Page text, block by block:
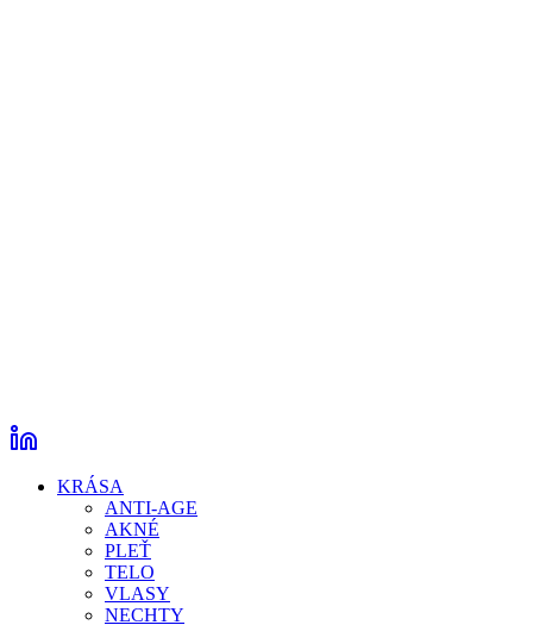
KRÁSA
ANTI-AGE
AKNÉ
PLEŤ
TELO
VLASY
NECHTY